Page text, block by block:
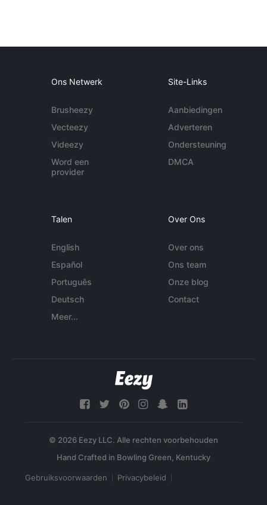
Ons Netwerk
Brusheezy
Vecteezy
Videezy
Word een
provider
Site-Links
Aanbiedingen
Adverteren
Ondersteuning
DMCA
Talen
English
Español
Português
Deutsch
Meer...
Over Ons
Over ons
Ons team
Onze blog
Contact
© 2026 Eezy LLC. Alle rechten voorbehouden
Gebruiksvoorwaarden Privacybeleid